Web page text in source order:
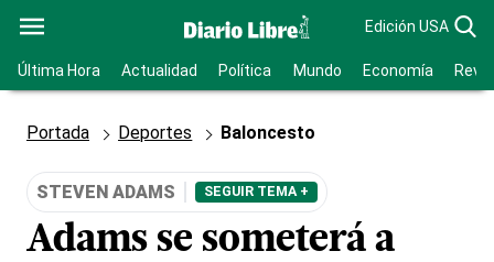
Edición USA
Última Hora Actualidad Política Mundo Economía
Portada Deportes Baloncesto
STEVEN ADAMS SEGUIR TEMA +
Adams se someterá a